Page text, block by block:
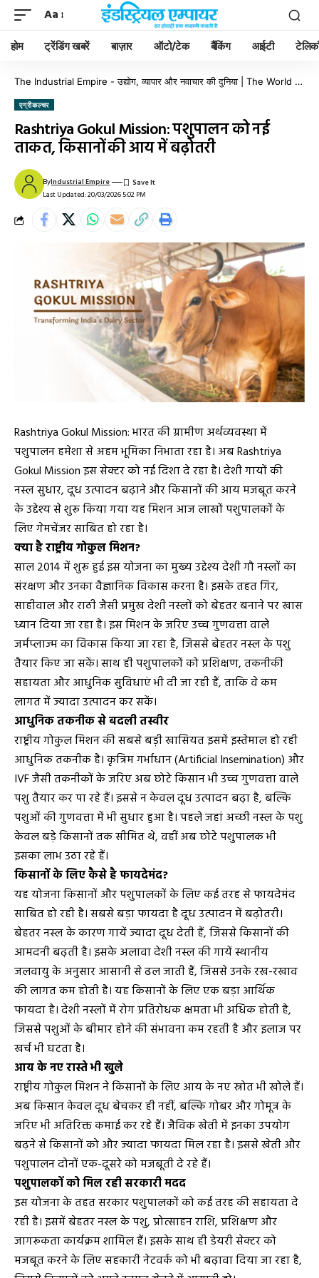
Aa
होम ट्रेंडिंग खबरें बाज़ार ऑटो/टेक बैंकिंग आईटी
The Industrial Empire - उद्योग, व्यापार और नवाचार की दुनिया | The World of Industry, Business & Innovation
एग्रीकल्चर
Rashtriya Gokul Mission: पशुपालन को नई
ताकत, किसानों की आय में बढ़ोतरी
Last Updated: 20/03/2026 5:02 PM
ByIndustrial Empire
Rashtriya Gokul Mission: भारत की ग्रामीण अर्थव्यवस्था में
पशुपालन हमेशा से अहम भूमिका निभाता रहा है। अब Rashtriya
Gokul Mission इस सेक्टर को नई दिशा दे रहा है। देशी गायों की
नस्ल सुधार, दूध उत्पादन बढ़ाने और किसानों की आय मजबूत करने
के उद्देश्य से शुरू किया गया यह मिशन आज लाखों पशुपालकों के
लिए गेमचेंजर साबित हो रहा है।
क्या है राष्ट्रीय गोकुल मिशन?
साल 2014 में शुरू हुई इस योजना का मुख्य उद्देश्य देशी गौ नस्लों का
संरक्षण और उनका वैज्ञानिक विकास करना है। इसके तहत गिर,
साहीवाल और राठी जैसी प्रमुख देशी नस्लों को बेहतर बनाने पर खास
ध्यान दिया जा रहा है। इस मिशन के जरिए उच्च गुणवत्ता वाले
जर्मप्लाज्म का विकास किया जा रहा है, जिससे बेहतर नस्ल के पशु
तैयार किए जा सकें। साथ ही पशुपालकों को प्रशिक्षण, तकनीकी
सहायता और आधुनिक सुविधाएं भी दी जा रही हैं, ताकि वे कम
लागत में ज्यादा उत्पादन कर सकें।
आधुनिक तकनीक से बदली तस्वीर
राष्ट्रीय गोकुल मिशन की सबसे बड़ी खासियत इसमें इस्तेमाल हो रही
आधुनिक तकनीक है। कृत्रिम गर्भाधान (Artificial Insemination) और
IVF जैसी तकनीकों के जरिए अब छोटे किसान भी उच्च गुणवत्ता वाले
पशु तैयार कर पा रहे हैं। इससे न केवल दूध उत्पादन बढ़ा है, बल्कि
पशुओं की गुणवत्ता में भी सुधार हुआ है। पहले जहां अच्छी नस्ल के पशु
केवल बड़े किसानों तक सीमित थे, वहीं अब छोटे पशुपालक भी
इसका लाभ उठा रहे हैं।
किसानों के लिए कैसे है फायदेमंद?
यह योजना किसानों और पशुपालकों के लिए कई तरह से फायदेमंद
साबित हो रही है। सबसे बड़ा फायदा है दूध उत्पादन में बढ़ोतरी।
बेहतर नस्ल के कारण गायें ज्यादा दूध देती हैं, जिससे किसानों की
आमदनी बढ़ती है। इसके अलावा देशी नस्ल की गायें स्थानीय
जलवायु के अनुसार आसानी से ढल जाती हैं, जिससे उनके रख-रखाव
की लागत कम होती है। यह किसानों के लिए एक बड़ा आर्थिक
फायदा है। देशी नस्लों में रोग प्रतिरोधक क्षमता भी अधिक होती है,
जिससे पशुओं के बीमार होने की संभावना कम रहती है और इलाज पर
खर्च भी घटता है।
आय के नए रास्ते भी खुले
राष्ट्रीय गोकुल मिशन ने किसानों के लिए आय के नए स्रोत भी खोले हैं।
अब किसान केवल दूध बेचकर ही नहीं, बल्कि गोबर और गोमूत्र के
जरिए भी अतिरिक्त कमाई कर रहे हैं। जैविक खेती में इनका उपयोग
बढ़ने से किसानों को और ज्यादा फायदा मिल रहा है। इससे खेती और
पशुपालन दोनों एक-दूसरे को मजबूती दे रहे हैं।
पशुपालकों को मिल रही सरकारी मदद
इस योजना के तहत सरकार पशुपालकों को कई तरह की सहायता दे
रही है। इसमें बेहतर नस्ल के पशु, प्रोत्साहन राशि, प्रशिक्षण और
जागरूकता कार्यक्रम शामिल हैं। इसके साथ ही डेयरी सेक्टर को
मजबूत करने के लिए सहकारी नेटवर्क को भी बढ़ावा दिया जा रहा है,